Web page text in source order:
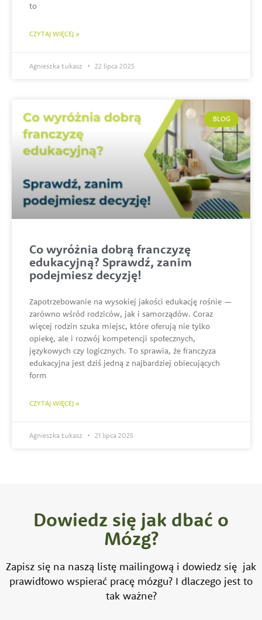
to
CZYTAJ WIĘCEJ »
Agnieszka Łukasz 22 lipca 2025
BLOG
Co wyróżnia dobrą franczyzę
edukacyjną? Sprawdź, zanim
podejmiesz decyzję!
Zapotrzebowanie na wysokiej jakości edukację rośnie —
zarówno wśród rodziców, jak i samorządów. Coraz
więcej rodzin szuka miejsc, które oferują nie tylko
opiekę, ale i rozwój kompetencji społecznych,
językowych czy logicznych. To sprawia, że franczyza
edukacyjna jest dziś jedną z najbardziej obiecujących
form
CZYTAJ WIĘCEJ »
Agnieszka Łukasz 21 lipca 2025
Dowiedz się jak dbać o
Mózg?
Zapisz się na naszą listę mailingową i dowiedz się jak
prawidłowo wspierać pracę mózgu? I dlaczego jest to
tak ważne?